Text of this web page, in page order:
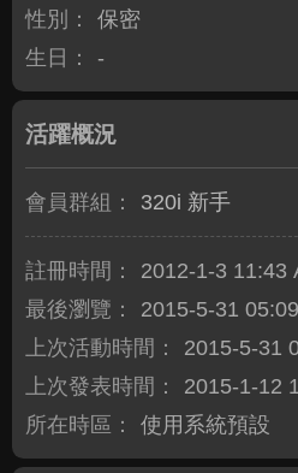
性別：
保密
生日：
-
活躍概況
會員群組： 320i 新手
註冊時間：
2012-1-3 11:43
最後瀏覽：
2015-5-31
上次活動時間：
2015-5-31
上次發表時間：
2015-1-12
所在時區：
使用系統預設